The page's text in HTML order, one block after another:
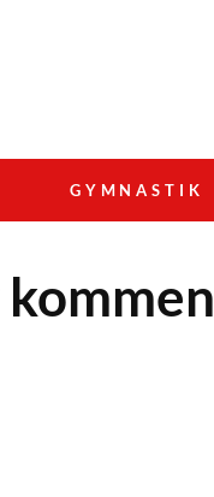
GYMNASTIK